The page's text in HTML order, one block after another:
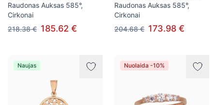
Raudonas Auksas 585°,
Cirkonai
218.38 € 185.62 €
Raudonas Auksas 585°,
Cirkonai
204.68 € 173.98 €
Naujas Nuolaida -10%